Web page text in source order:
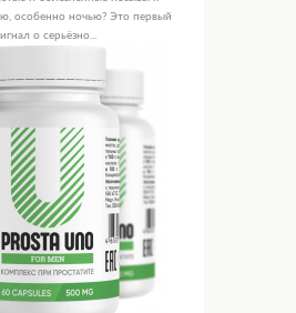
особенно ночью? Это первый
о серьёзно...